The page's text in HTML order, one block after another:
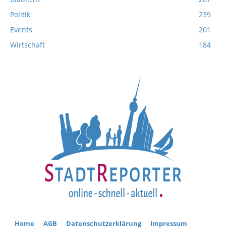
Politik
239
Events
201
Wirtschaft
184
Home AGB Datenschutzerklärung Impressum